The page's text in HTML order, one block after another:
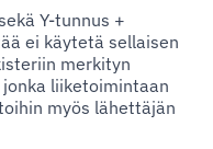
Y-tunnus +
ei käytetä sellaisen
merkityn
liiketoimintaan
myös lähettäjän